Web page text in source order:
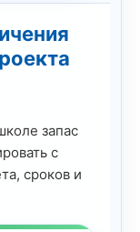
запас
с
сроков и